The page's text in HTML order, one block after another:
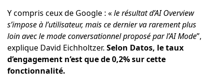
Y compris ceux de Google : «le résultat d’AI Overview
s’impose à l’utilisateur, mais ce dernier va rarement plus
loin avec le mode conversationnel proposé par l’AI Mode”,
explique David Eichholtzer. Selon Datos, le taux
d’engagement n’est que de 0,2% sur cette
fonctionnalité.